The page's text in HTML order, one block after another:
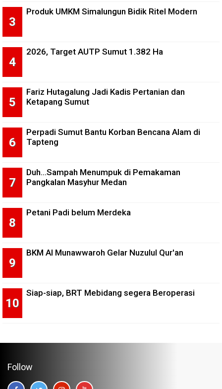
Produk UMKM Simalungun Bidik Ritel Modern
2026, Target AUTP Sumut 1.382 Ha
Fariz Hutagalung Jadi Kadis Pertanian dan
Ketapang Sumut
Perpadi Sumut Bantu Korban Bencana Alam di
Tapteng
Duh...Sampah Menumpuk di Pemakaman
Pangkalan Masyhur Medan
Petani Padi belum Merdeka
BKM Al Munawwaroh Gelar Nuzulul Qur'an
Siap-siap, BRT Mebidang segera Beroperasi
Follow